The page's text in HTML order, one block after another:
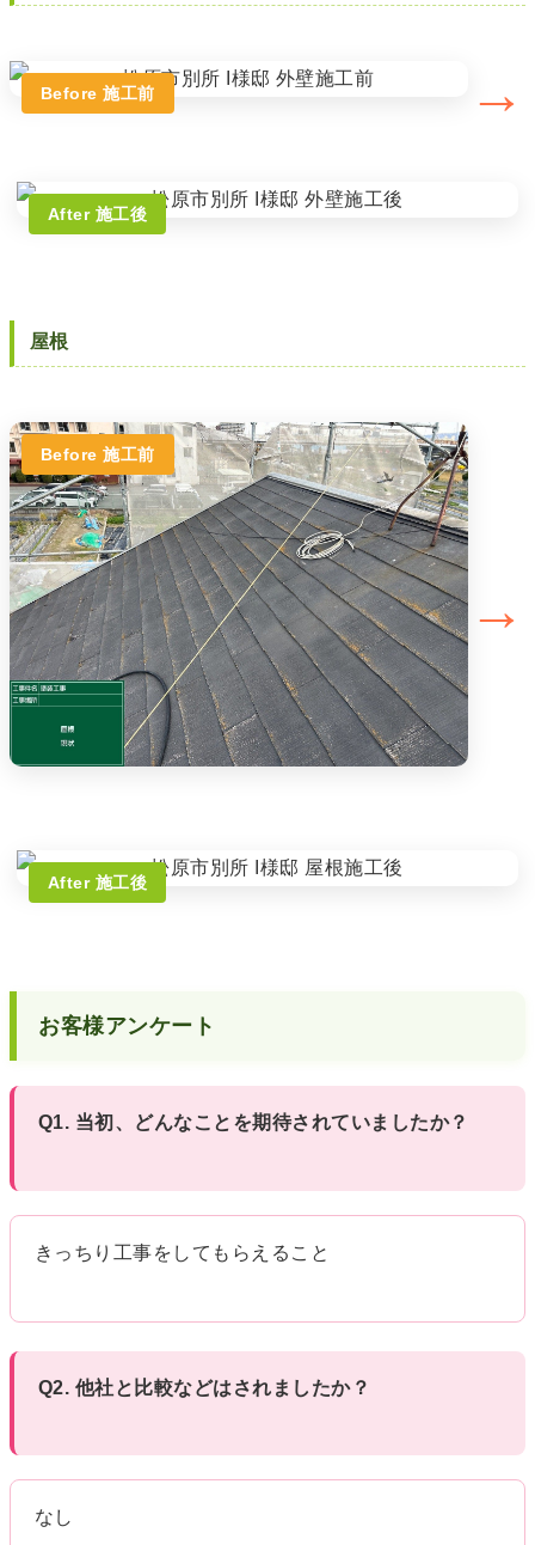
Before 施工前 →
After 施工後
屋根
Before 施工前
→
After 施工後
お客様アンケート
Q1. 当初、どんなことを期待されていましたか？
きっちり工事をしてもらえること
Q2. 他社と比較などはされましたか？
なし